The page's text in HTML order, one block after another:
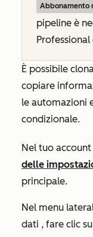
Abbonamento
pipeline è
Professional
È possibile
copiare
le automazioni
condizionale.
Nel tuo
delle
principale.
Nel menu
dati , fare clic su